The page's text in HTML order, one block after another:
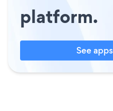
platform.
See